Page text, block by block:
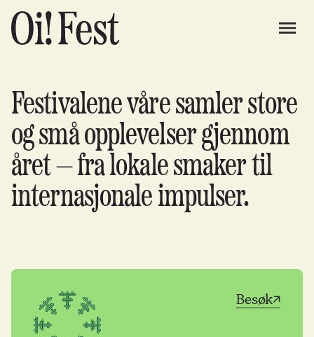
Festivalene våre samler store
og små opplevelser gjennom
året — fra lokale smaker til
internasjonale impulser.
Besøk